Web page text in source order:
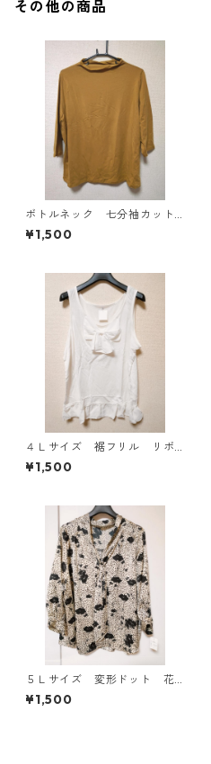
その他の商品
ボトルネック 七分袖カット
ソー ４Ｌ マスタード KA
E-4816
¥1,500
４Ｌサイズ 裾フリル リボ
ン付きタンクトップ オフホ
ワイト KAE-4780
¥1,500
５Ｌサイズ 変形ドット 花
柄 ボウタイブラウス オフ
ホワイト KAE-4765
¥1,500